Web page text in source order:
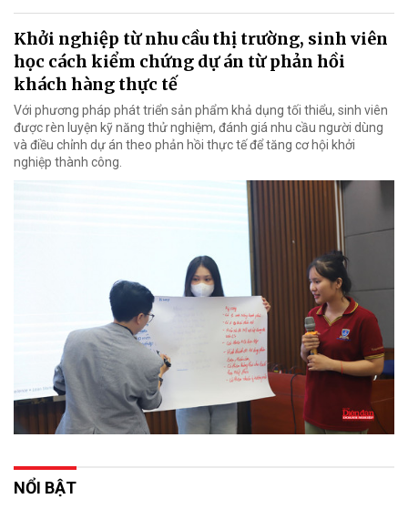
Khởi nghiệp từ nhu cầu thị trường, sinh viên
học cách kiểm chứng dự án từ phản hồi
khách hàng thực tế
Với phương pháp phát triển sản phẩm khả dụng tối thiểu, sinh viên
được rèn luyện kỹ năng thử nghiệm, đánh giá nhu cầu người dùng
và điều chỉnh dự án theo phản hồi thực tế để tăng cơ hội khởi
nghiệp thành công.
NỔI BẬT